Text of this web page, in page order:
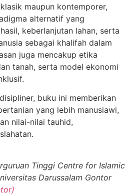
maupun kontemporer,
alternatif yang
keberlanjutan lahan, serta
sebagai khalifah dalam
juga mencakup etika
tanah, serta model ekonomi
buku ini memberikan
yang lebih manusiawi,
nilai-nilai tauhid,
Tinggi Centre for Islamic
Darussalam Gontor